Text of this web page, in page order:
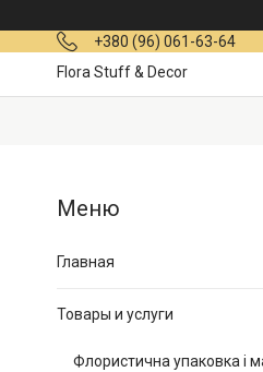
+380 (96) 061-63-64
Flora Stuff & Decor
Главная
Товары и услуги
Флористична упаковка і